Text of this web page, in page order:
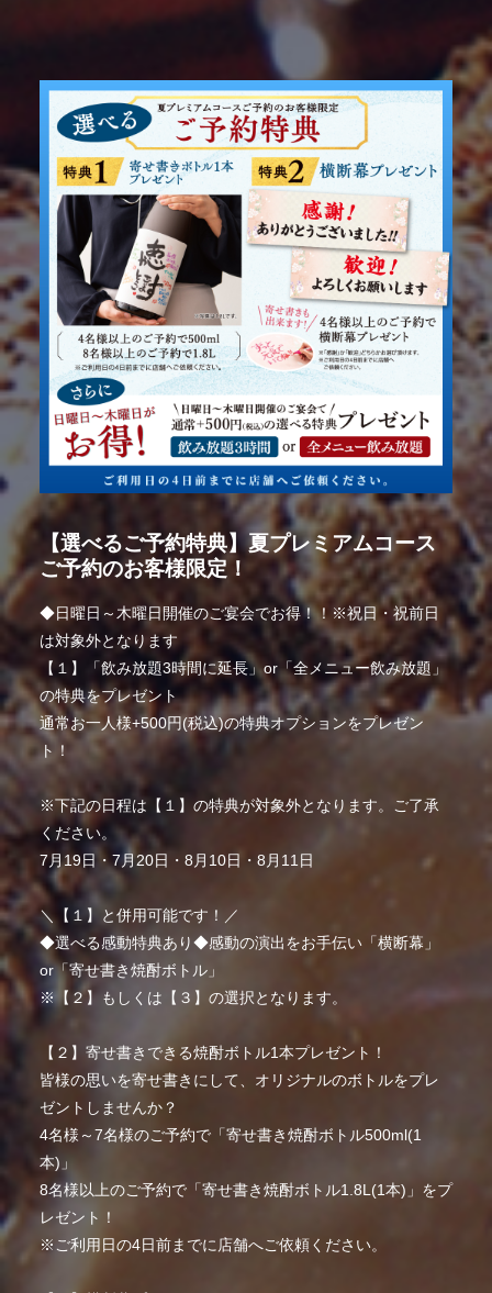
【選べるご予約特典】夏プレミアムコース
ご予約のお客様限定！
◆日曜日～木曜日開催のご宴会でお得！！※祝日・祝前日
は対象外となります
【１】「飲み放題3時間に延長」or「全メニュー飲み放題」
の特典をプレゼント
通常お一人様+500円(税込)の特典オプションをプレゼン
ト！
※下記の日程は【１】の特典が対象外となります。ご了承
ください。
7月19日・7月20日・8月10日・8月11日
＼【１】と併用可能です！／
◆選べる感動特典あり◆感動の演出をお手伝い「横断幕」
or「寄せ書き焼酎ボトル」
※【２】もしくは【３】の選択となります。
【２】寄せ書きできる焼酎ボトル1本プレゼント！
皆様の思いを寄せ書きにして、オリジナルのボトルをプレ
ゼントしませんか？
4名様～7名様のご予約で「寄せ書き焼酎ボトル500ml(1
本)」
8名様以上のご予約で「寄せ書き焼酎ボトル1.8L(1本)」をプ
レゼント！
※ご利用日の4日前までに店舗へご依頼ください。